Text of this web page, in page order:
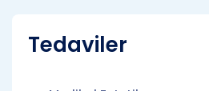
Tedaviler